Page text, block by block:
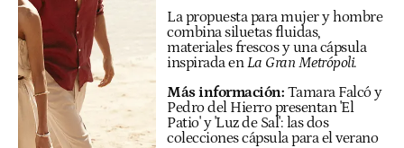
La propuesta para mujer y hombre
combina siluetas fluidas,
materiales frescos y una cápsula
inspirada enLa Gran Metrópoli.
Más información: Tamara Falcó y
Pedro del Hierro presentan 'El
Patio' y 'Luz de Sal': las dos
colecciones cápsula para el verano